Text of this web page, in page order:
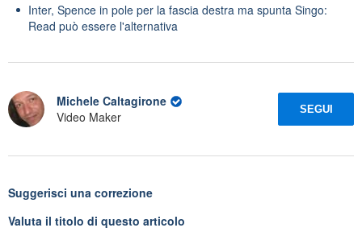
Inter, Spence in pole per la fascia destra ma spunta Singo:
Read può essere l'alternativa
Michele Caltagirone
Video Maker
SEGUI
Suggerisci una correzione
Valuta il titolo di questo articolo